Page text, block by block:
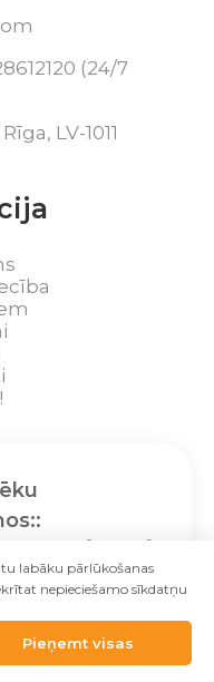
(24/7
LV-1011
labāku pārlūkošanas
nepieciešamo sīkdatņu
Pieņemt visas